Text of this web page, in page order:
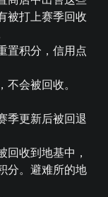
被打上赛季回收
置积分，信用点
会被回收。
季更新后被回退
收到地基中，
分。避难所的地